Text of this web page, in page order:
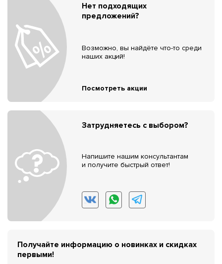
Нет подходящих
предложений?
Возможно, вы найдёте что-то среди
наших акций!
Посмотреть акции
Затрудняетесь с выбором?
Напишите нашим консультантам
и получите быстрый ответ!
Получайте информацию о новинках и скидках
первыми!